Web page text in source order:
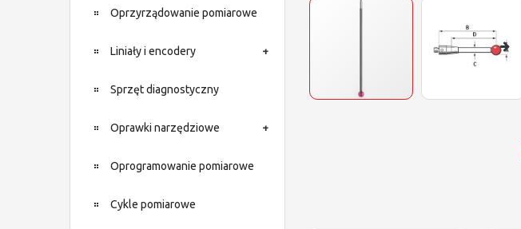
Oprzyrządowanie pomiarowe
Liniały i encodery
Sprzęt diagnostyczny
Oprawki narzędziowe
Oprogramowanie pomiarowe
Cykle pomiarowe